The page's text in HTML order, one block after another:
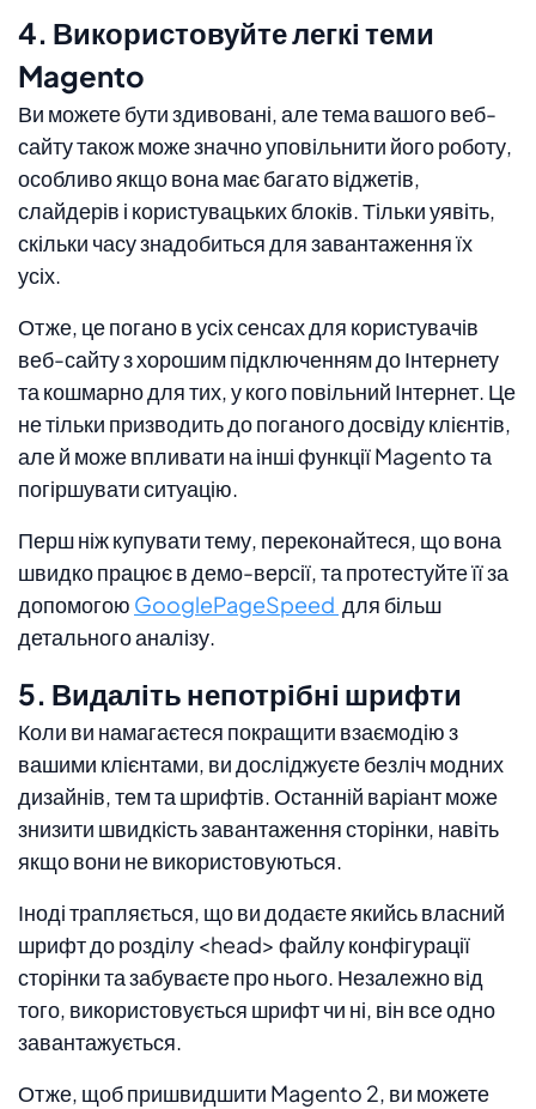
4. Використовуйте легкі теми
Magento
Ви можете бути здивовані, але тема вашого веб-
сайту також може значно уповільнити його роботу,
особливо якщо вона має багато віджетів,
слайдерів і користувацьких блоків. Тільки уявіть,
скільки часу знадобиться для завантаження їх
усіх.
Отже, це погано в усіх сенсах для користувачів
веб-сайту з хорошим підключенням до Інтернету
та кошмарно для тих, у кого повільний Інтернет. Це
не тільки призводить до поганого досвіду клієнтів,
але й може впливати на інші функції Magento та
погіршувати ситуацію.
Перш ніж купувати тему, переконайтеся, що вона
швидко працює в демо-версії, та протестуйте її за
допомогою GooglePageSpeed ​​ для більш
детального аналізу.
5. Видаліть непотрібні шрифти
Коли ви намагаєтеся покращити взаємодію з
вашими клієнтами, ви досліджуєте безліч модних
дизайнів, тем та шрифтів. Останній варіант може
знизити швидкість завантаження сторінки, навіть
якщо вони не використовуються.
Іноді трапляється, що ви додаєте якийсь власний
шрифт до розділу <head> файлу конфігурації
сторінки та забуваєте про нього. Незалежно від
того, використовується шрифт чи ні, він все одно
завантажується.
Отже, щоб пришвидшити Magento 2, ви можете